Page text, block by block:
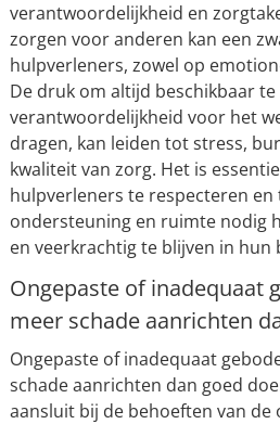
verantwoordelijkheid en
zorgen voor anderen kan een
hulpverleners, zowel op
De druk om altijd beschikbaar te
verantwoordelijkheid voor het
dragen, kan leiden tot stress,
kwaliteit van zorg. Het is
hulpverleners te respecteren
ondersteuning en ruimte nodig
en veerkrachtig te blijven in hun
Ongepaste of inadequaat
meer schade aanrichten
Ongepaste of inadequaat
schade aanrichten dan goed
aansluit bij de behoeften van de